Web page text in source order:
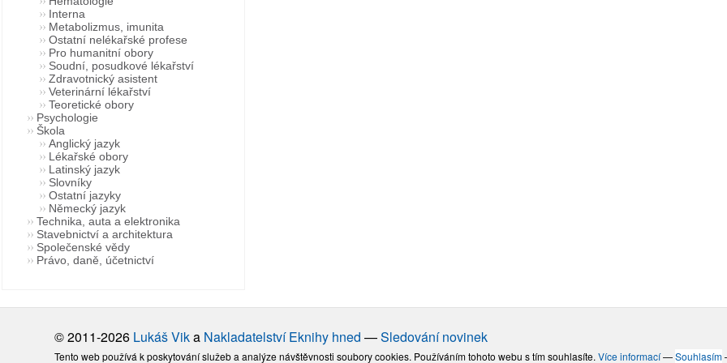
Interna
Metabolizmus, imunita
Ostatní nelékařské profese
Pro humanitní obory
Soudní, posudkové lékařství
Zdravotnický asistent
Veterinární lékařství
Teoretické obory
Psychologie
Škola
Anglický jazyk
Lékařské obory
Latinský jazyk
Slovníky
Ostatní jazyky
Německý jazyk
Technika, auta a elektronika
Stavebnictví a architektura
Společenské vědy
Právo, daně, účetnictví
© 2011-2026 Lukáš Vika Nakladatelství Eknihy hned —Sledování novinek
Tento web používá k poskytování služeb a analýze návštěvnosti soubory cookies. Používáním tohoto webu s tím souhlasíte.Více informací—Souhlasím